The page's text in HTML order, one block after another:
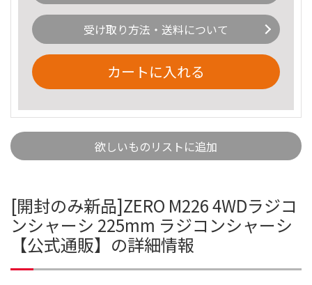
受け取り方法・送料について
カートに入れる
欲しいものリストに追加
[開封のみ新品]ZERO M226 4WDラジコ
ンシャーシ 225mm ラジコンシャーシ
【公式通販】の詳細情報